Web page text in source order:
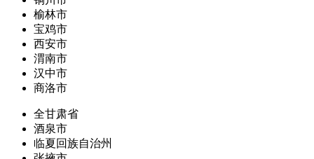
榆林市
宝鸡市
西安市
渭南市
汉中市
商洛市
全甘肃省
酒泉市
临夏回族自治州